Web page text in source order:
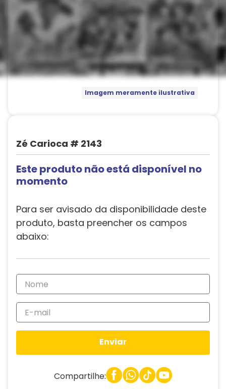
Imagem meramente ilustrativa
Zé Carioca # 2143
Este produto não está disponível no
momento
Para ser avisado da disponibilidade deste
produto, basta preencher os campos
abaixo:
Enviar
Compartilhe: